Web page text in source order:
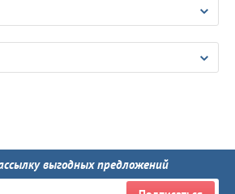
выгодных предложений